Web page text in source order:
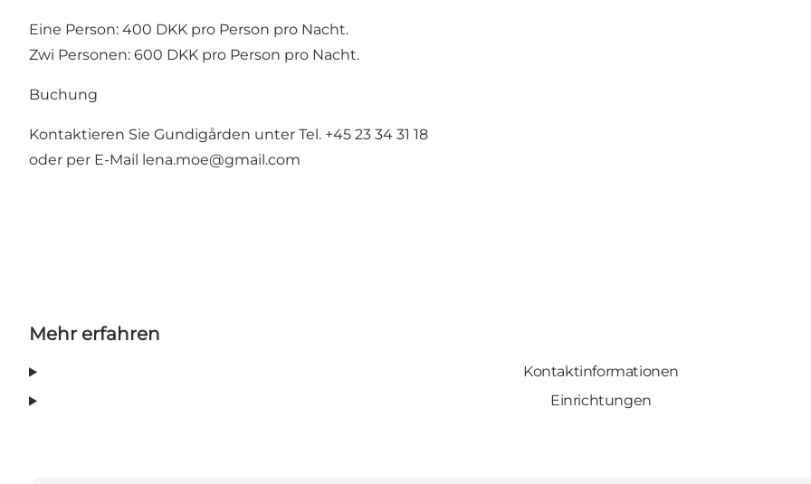
Eine Person: 400 DKK pro Person pro Nacht.
Zwi Personen: 600 DKK pro Person pro Nacht.
Buchung
Kontaktieren Sie Gundigården unter Tel. +45 23 34 31 18
oder per E-Mail
lena.moe@gmail.com
Mehr erfahren
Kontaktinformationen
Einrichtungen